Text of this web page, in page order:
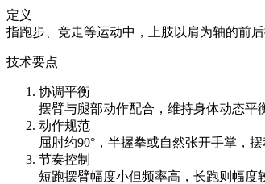
定义
指跑步、竞走等运动中，上肢以肩为轴的前
技术要点
协调平衡
摆臂与腿部动作配合，维持身体动态平
动作规范
屈肘约90°，半握拳或自然张开手掌，
节奏控制
短跑摆臂幅度小但频率高，长跑则幅度